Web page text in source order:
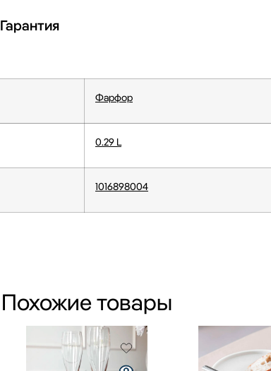
Гарантия
Фарфор
0.29 L
1016898004
Похожие товары